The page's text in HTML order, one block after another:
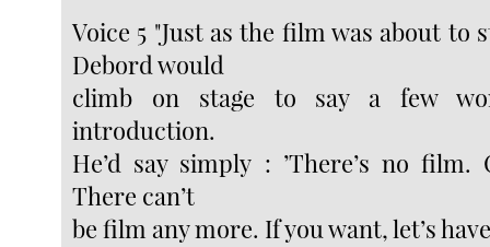
Voice 5 "Just as the film was about to
Debord would
climb on stage to say a few
introduction.
He’d say simply : ’There’s no film.
There can’t
be film any more. If you want, let’s